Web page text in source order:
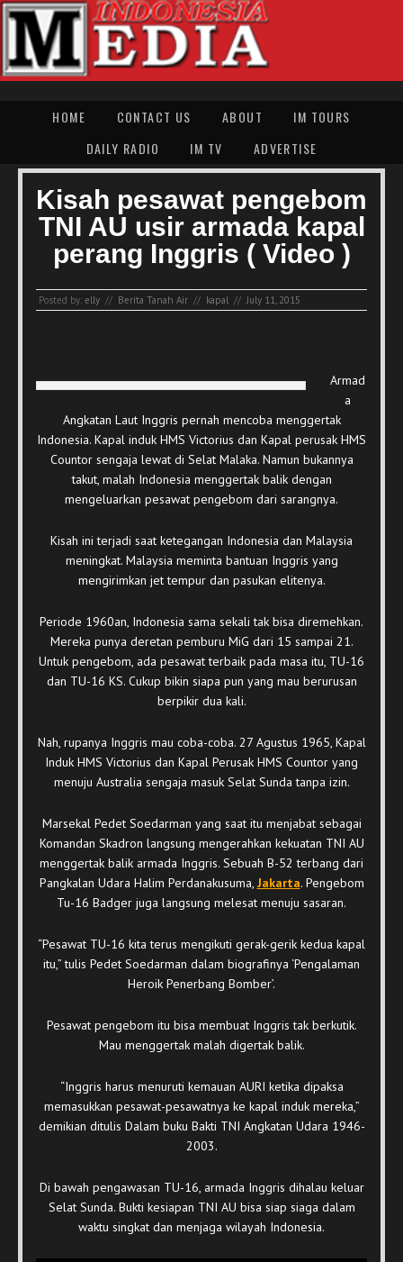
HOME CONTACT US ABOUT
IM TOURS
DAILY RADIO
IM TV ADVERTISE
Kisah pesawat pengebom
TNI AU usir armada kapal
perang Inggris ( Video )
Posted by: elly // Berita Tanah Air // kapal // July 11, 2015
Armad
a
Angkatan Laut Inggris pernah mencoba menggertak
Indonesia. Kapal induk HMS Victorius dan Kapal perusak HMS
Countor sengaja lewat di Selat Malaka. Namun bukannya
takut, malah Indonesia menggertak balik dengan
mengeluarkan pesawat pengebom dari sarangnya.
Kisah ini terjadi saat ketegangan Indonesia dan Malaysia
meningkat. Malaysia meminta bantuan Inggris yang
mengirimkan jet tempur dan pasukan elitenya.
Periode 1960an, Indonesia sama sekali tak bisa diremehkan.
Mereka punya deretan pemburu MiG dari 15 sampai 21.
Untuk pengebom, ada pesawat terbaik pada masa itu, TU-16
dan TU-16 KS. Cukup bikin siapa pun yang mau berurusan
berpikir dua kali.
Nah, rupanya Inggris mau coba-coba. 27 Agustus 1965, Kapal
Induk HMS Victorius dan Kapal Perusak HMS Countor yang
menuju Australia sengaja masuk Selat Sunda tanpa izin.
Marsekal Pedet Soedarman yang saat itu menjabat sebagai
Komandan Skadron langsung mengerahkan kekuatan TNI AU
menggertak balik armada Inggris. Sebuah B-52 terbang dari
Pangkalan Udara Halim Perdanakusuma, Jakarta. Pengebom
Tu-16 Badger juga langsung melesat menuju sasaran.
“Pesawat TU-16 kita terus mengikuti gerak-gerik kedua kapal
itu,” tulis Pedet Soedarman dalam biografinya ‘Pengalaman
Heroik Penerbang Bomber’.
Pesawat pengebom itu bisa membuat Inggris tak berkutik.
Mau menggertak malah digertak balik.
“Inggris harus menuruti kemauan AURI ketika dipaksa
memasukkan pesawat-pesawatnya ke kapal induk mereka,”
demikian ditulis Dalam buku Bakti TNI Angkatan Udara 1946-
2003.
Di bawah pengawasan TU-16, armada Inggris dihalau keluar
Selat Sunda. Bukti kesiapan TNI AU bisa siap siaga dalam
waktu singkat dan menjaga wilayah Indonesia.